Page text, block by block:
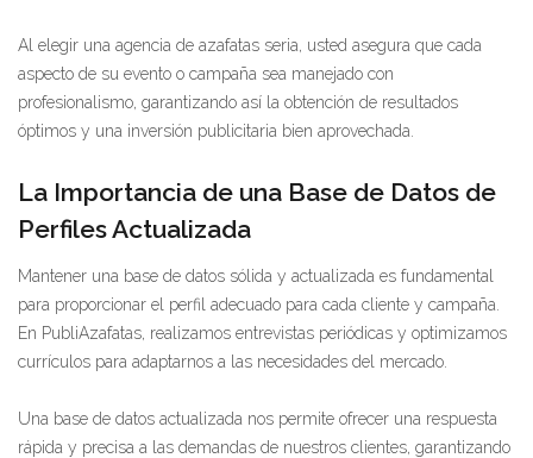
Al elegir una agencia de azafatas seria, usted asegura que cada
aspecto de su evento o campaña sea manejado con
profesionalismo, garantizando así la obtención de resultados
óptimos y una inversión publicitaria bien aprovechada.
La Importancia de una Base de Datos de
Perfiles Actualizada
Mantener una base de datos sólida y actualizada es fundamental
para proporcionar el perfil adecuado para cada cliente y campaña.
En PubliAzafatas, realizamos entrevistas periódicas y optimizamos
currículos para adaptarnos a las necesidades del mercado.
Una base de datos actualizada nos permite ofrecer una respuesta
rápida y precisa a las demandas de nuestros clientes, garantizando